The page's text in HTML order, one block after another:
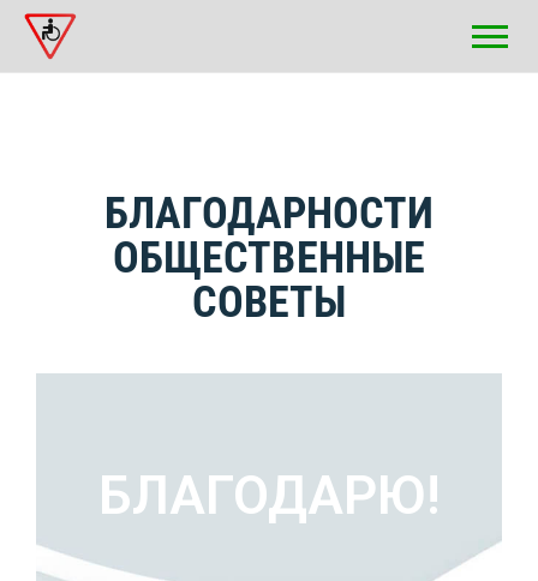
БЛАГОДАРНОСТИ
ОБЩЕСТВЕННЫЕ
СОВЕТЫ
БЛАГОДАРЮ!